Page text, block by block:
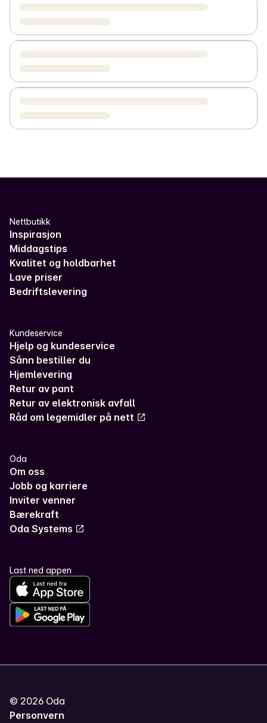
Nettbutikk
Inspirasjon
Middagstips
Kvalitet og holdbarhet
Lave priser
Bedriftslevering
Kundeservice
Hjelp og kundeservice
Sånn bestiller du
Hjemlevering
Retur av pant
Retur av elektronisk avfall
Råd om legemidler på nett
Oda
Om oss
Jobb og karriere
Inviter venner
Bærekraft
Oda Systems
Last ned appen
© 2026 Oda
Personvern